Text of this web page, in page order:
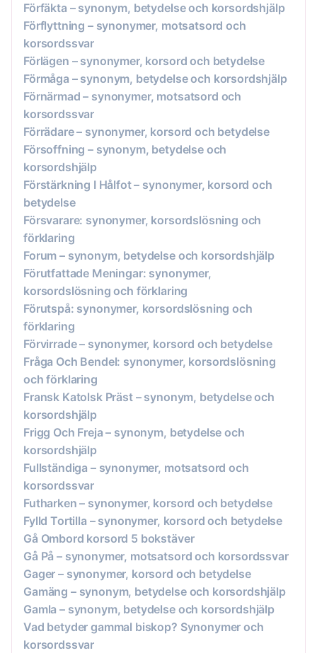
Förfäkta – synonym, betydelse och korsordshjälp
Förflyttning – synonymer, motsatsord och
korsordssvar
Förlägen – synonymer, korsord och betydelse
Förmåga – synonym, betydelse och korsordshjälp
Förnärmad – synonymer, motsatsord och
korsordssvar
Förrädare – synonymer, korsord och betydelse
Försoffning – synonym, betydelse och
korsordshjälp
Förstärkning I Hålfot – synonymer, korsord och
betydelse
Försvarare: synonymer, korsordslösning och
förklaring
Forum – synonym, betydelse och korsordshjälp
Förutfattade Meningar: synonymer,
korsordslösning och förklaring
Förutspå: synonymer, korsordslösning och
förklaring
Förvirrade – synonymer, korsord och betydelse
Fråga Och Bendel: synonymer, korsordslösning
och förklaring
Fransk Katolsk Präst – synonym, betydelse och
korsordshjälp
Frigg Och Freja – synonym, betydelse och
korsordshjälp
Fullständiga – synonymer, motsatsord och
korsordssvar
Futharken – synonymer, korsord och betydelse
Fylld Tortilla – synonymer, korsord och betydelse
Gå Ombord korsord 5 bokstäver
Gå På – synonymer, motsatsord och korsordssvar
Gager – synonymer, korsord och betydelse
Gamäng – synonym, betydelse och korsordshjälp
Gamla – synonym, betydelse och korsordshjälp
Vad betyder gammal biskop? Synonymer och
korsordssvar